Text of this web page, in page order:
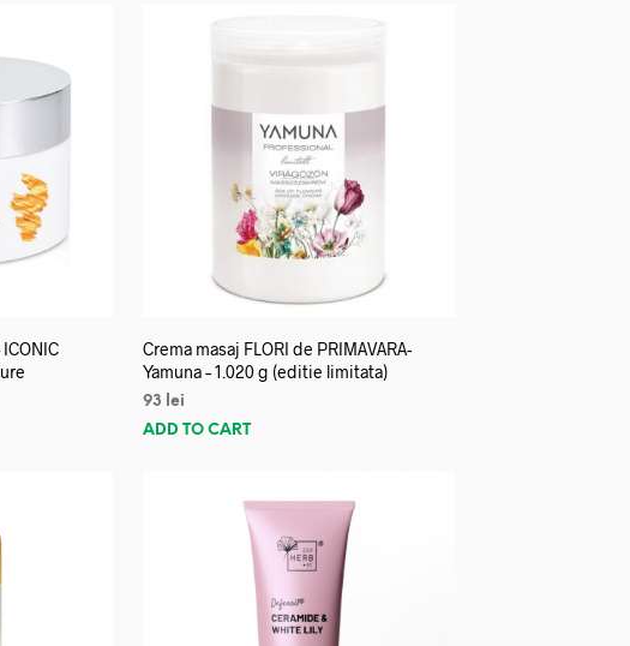
Crema masaj FLORI de PRIMAVARA-
Yamuna – 1.020 g (editie limitata)
93
lei
ADD TO CART